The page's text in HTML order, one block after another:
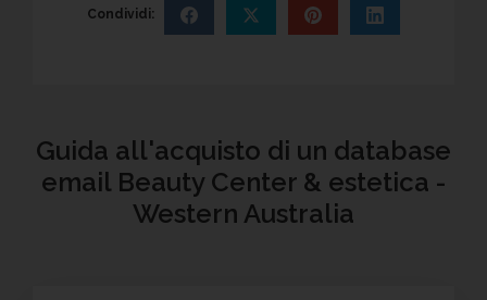
Condividi:
Guida all'acquisto di un database
email Beauty Center & estetica -
Western Australia